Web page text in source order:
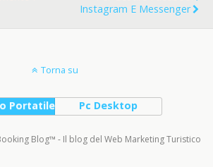
Instagram E Messenger
Torna su
Portatile Pc Desktop
Blog™ - Il blog del Web Marketing Turistico